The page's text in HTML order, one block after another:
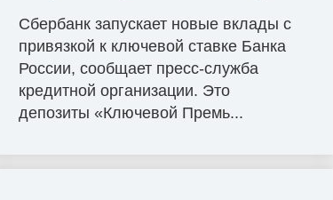
Сбербанк запускает новые вклады с
привязкой к ключевой ставке Банка
России, сообщает пресс-служба
кредитной организации. Это
депозиты «Ключевой Премь...